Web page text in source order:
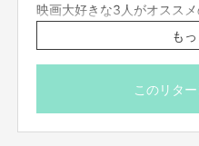
映画大好きな3人がオスス
う！皆さんの好きなホラー
※こちらのリターンは7/19(
も
このリタ